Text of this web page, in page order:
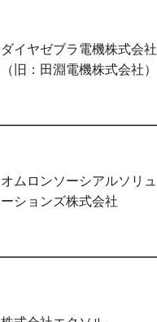
ダイヤゼブラ電機株式会社
（旧：田淵電機株式会社）
オムロンソーシアルソリュ
ーションズ株式会社